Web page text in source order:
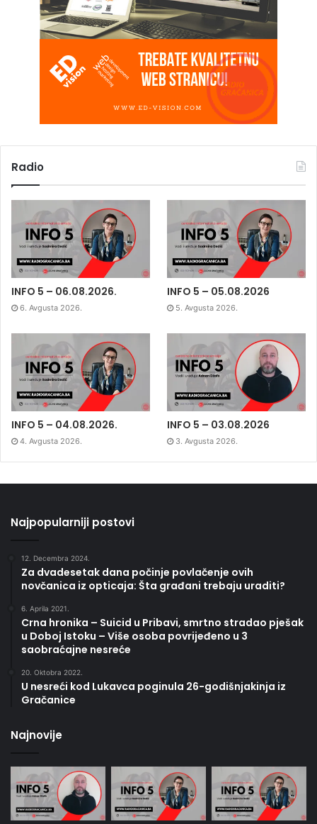
Radio
INFO 5 – 06.08.2026.
6. Avgusta 2026.
INFO 5 – 05.08.2026
5. Avgusta 2026.
INFO 5 – 04.08.2026.
4. Avgusta 2026.
INFO 5 – 03.08.2026
3. Avgusta 2026.
Najpopularniji postovi
12. Decembra 2024.
Za dvadesetak dana počinje povlačenje ovih
novčanica iz opticaja: Šta građani trebaju uraditi?
6. Aprila 2021.
Crna hronika – Suicid u Pribavi, smrtno stradao pješak
u Doboj Istoku – Više osoba povrijeđeno u 3
saobraćajne nesreće
20. Oktobra 2022.
U nesreći kod Lukavca poginula 26-godišnjakinja iz
Gračanice
Najnovije